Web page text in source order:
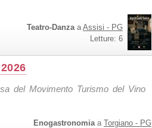
Teatro-DanzaaAssisi - PG
Letture: 6
del Movimento Turismo del Vino
Enogastronomiaa Torgiano - PG